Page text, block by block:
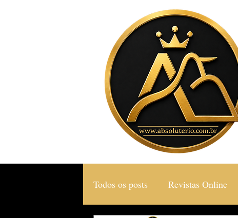
Todos os posts Revistas Online